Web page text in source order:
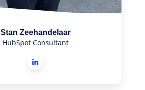
Stan Zeehandelaar
HubSpot Consultant